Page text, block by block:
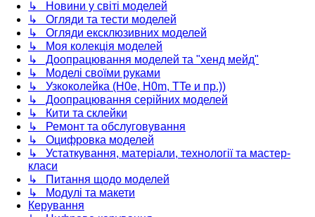
↳ Новини у світі моделей
↳ Огляди та тести моделей
↳ Огляди ексклюзивних моделей
↳ Моя колекція моделей
↳ Доопрацювання моделей та "хенд мейд"
↳ Моделі своїми руками
↳ Узкоколейка (H0e, H0m, TTe и пр.))
↳ Доопрацювання серійних моделей
↳ Кити та склейки
↳ Ремонт та обслуговування
↳ Оцифровка моделей
↳ Устаткування, матеріали, технології та мастер-
класи
↳ Питання щодо моделей
↳ Модулі та макети
Керування